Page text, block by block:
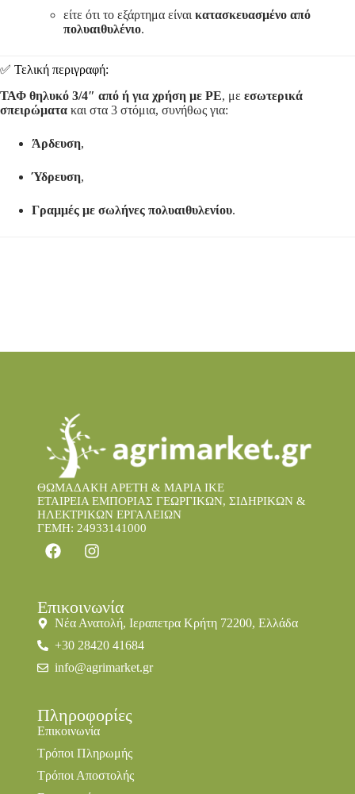
είτε ότι το εξάρτημα είναι κατασκευασμένο από
πολυαιθυλένιο.
✅ Τελική περιγραφή:
ΤΑΦ θηλυκό 3/4″ από ή για χρήση με ΡΕ, με εσωτερικά
σπειρώματα και στα 3 στόμια, συνήθως για:
Άρδευση,
Ύδρευση,
Γραμμές με σωλήνες πολυαιθυλενίου.
ΘΩΜΑΔΑΚΗ ΑΡΕΤΗ & ΜΑΡΙΑ IKE
ΕΤΑΙΡΕΙΑ ΕΜΠΟΡΙΑΣ ΓΕΩΡΓΙΚΩΝ, ΣΙΔΗΡΙΚΩΝ &
ΗΛΕΚΤΡΙΚΩΝ ΕΡΓΑΛΕΙΩΝ
ΓΕΜΗ: 24933141000
Επικοινωνία
Νέα Ανατολή, Ιεραπετρα Κρήτη 72200, Ελλάδα
+30 28420 41684
info@agrimarket.gr
Πληροφορίες
Επικοινωνία
Τρόποι Πληρωμής
Τρόποι Αποστολής